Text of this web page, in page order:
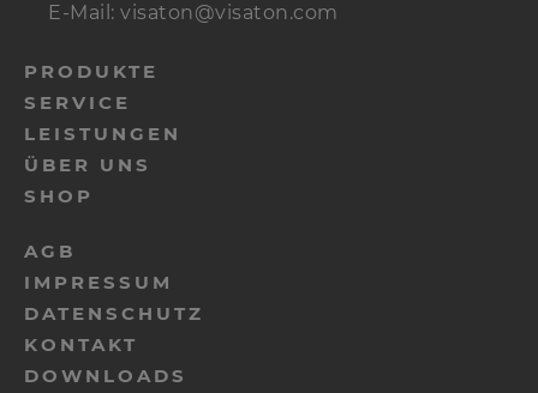
E-Mail: visaton@visaton.com
PRODUKTE
SERVICE
LEISTUNGEN
ÜBER UNS
SHOP
AGB
IMPRESSUM
DATENSCHUTZ
KONTAKT
DOWNLOADS